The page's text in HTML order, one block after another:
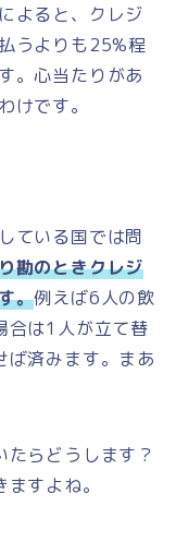
よると、クレジ
うよりも25%程
。心当たりがあ
けです。
ている国では問
勘のときクレジ
。例えば6人の飲
合は1人が立て替
ば済みます。まあ
らどうします？
すよね。